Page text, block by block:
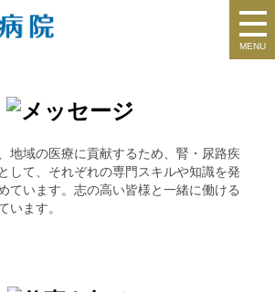
MENU
地域の医療に貢献するため、腎・尿路疾
して、それぞれの専門スキルや知識を発
ています。志の高い皆様と一緒に働ける
います。